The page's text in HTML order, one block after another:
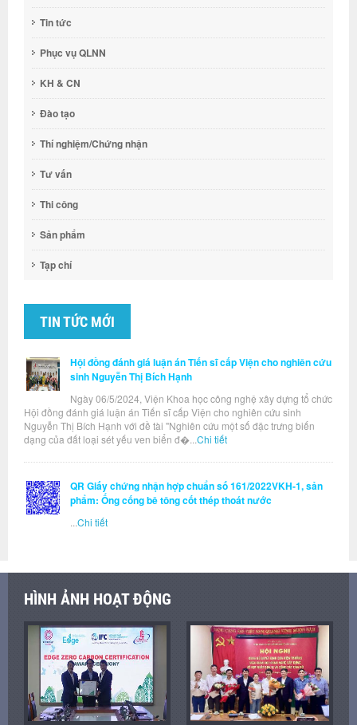
Tin tức
Phục vụ QLNN
KH & CN
Đào tạo
Thí nghiệm/Chứng nhận
Tư vấn
Thi công
Sản phẩm
Tạp chí
TIN TỨC MỚI
Hội đồng đánh giá luận án Tiến sĩ cấp Viện cho nghiên cứu
sinh Nguyễn Thị Bích Hạnh
Ngày 06/5/2024, Viện Khoa học công nghệ xây dựng tổ chức
Hội đồng đánh giá luận án Tiến sĩ cấp Viện cho nghiên cứu sinh
Nguyễn Thị Bích Hạnh với đề tài "Nghiên cứu một số đặc trưng biến
dạng của đất loại sét yếu ven biển đ�... Chi tiết
QR Giấy chứng nhận hợp chuẩn số 161/2022VKH-1, sản
phẩm: Ống cống bê tông cốt thép thoát nước
Chi tiết
HÌNH ẢNH HOẠT ĐỘNG